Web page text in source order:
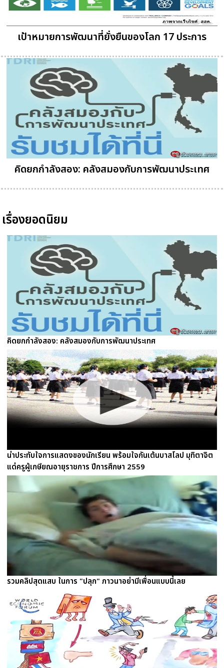
เป้าหมายการพัฒนาที่ยั่งยืนของโลก 17 ประการ
คิดยกกำลังสอง: คลังสมองกับการพัฒนาประเทศ
เรื่องยอดนิยม
คิดยกกำลังสอง: คลังสมองกับการพัฒนาประเทศ
น่าประทับใจการแสดงของนักเรียน พร้อมใจกันเต้นบาสโลป มุทิตาจิต
แด่ครูผู้เกษียณอายุราชการ ปีการศึกษา 2559
รวมคลิปสุดแสบ ในการ "ปลุก" ภาวนาอย่ามีเพื่อนแบบนี้เลย